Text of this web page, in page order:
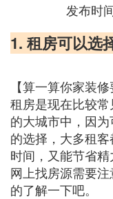
发布时
1. 租房可以选
【算一算你家装
租房是现在比较
的大城市中，因
的选择，大多租
时间，又能节省
网上找房源需要
的了解一下吧。